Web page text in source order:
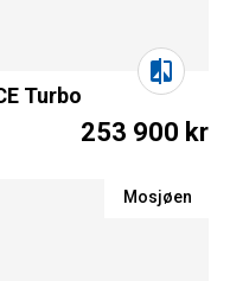
Turbo
253 900 kr
Mosjøen